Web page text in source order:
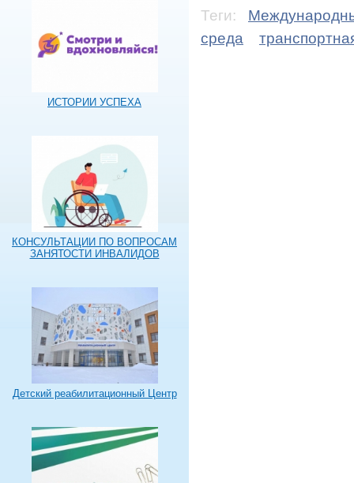
ИСТОРИИ УСПЕХА
КОНСУЛЬТАЦИИ ПО ВОПРОСАМ
ЗАНЯТОСТИ ИНВАЛИДОВ
Детский реабилитационный Центр
Теги:
среда